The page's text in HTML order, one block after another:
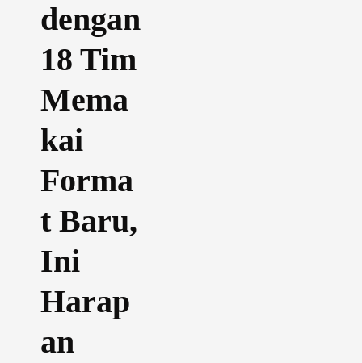
dengan
18 Tim
Mema
kai
Forma
t Baru,
Ini
Harap
an